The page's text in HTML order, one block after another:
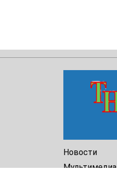
Новости
Мультимедиа